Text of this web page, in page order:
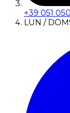
+39 051
LUN / DOM